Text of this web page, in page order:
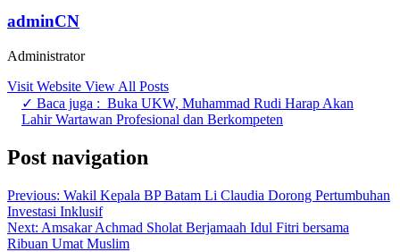
adminCN
Administrator
Visit Website View All Posts
✓ Baca juga : Buka UKW, Muhammad Rudi Harap Akan
Lahir Wartawan Profesional dan Berkompeten
Post navigation
Previous: Wakil Kepala BP Batam Li Claudia Dorong Pertumbuhan
Investasi Inklusif
Next: Amsakar Achmad Sholat Berjamaah Idul Fitri bersama
Ribuan Umat Muslim